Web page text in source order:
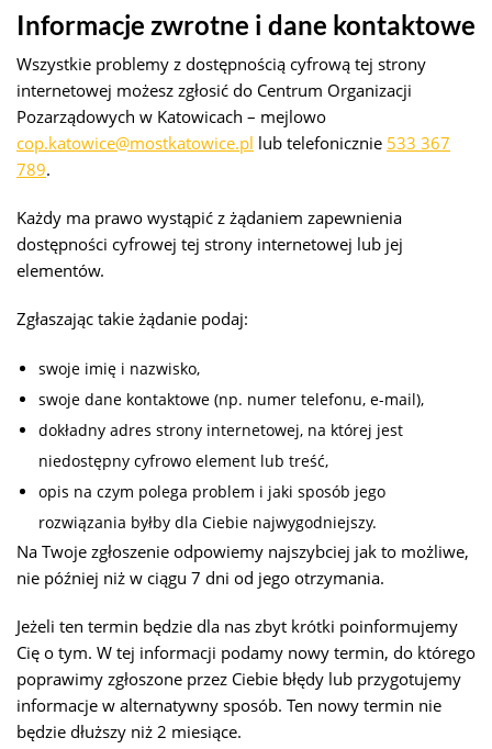
Informacje zwrotne i dane kontaktowe
Wszystkie problemy z dostępnością cyfrową tej strony
internetowej możesz zgłosić do Centrum Organizacji
Pozarządowych w Katowicach – mejlowo
cop.katowice@mostkatowice.pl lub telefonicznie 533 367
789.
Każdy ma prawo wystąpić z żądaniem zapewnienia
dostępności cyfrowej tej strony internetowej lub jej
elementów.
Zgłaszając takie żądanie podaj:
swoje imię i nazwisko,
swoje dane kontaktowe (np. numer telefonu, e-mail),
dokładny adres strony internetowej, na której jest
niedostępny cyfrowo element lub treść,
opis na czym polega problem i jaki sposób jego
rozwiązania byłby dla Ciebie najwygodniejszy.
Na Twoje zgłoszenie odpowiemy najszybciej jak to możliwe,
nie później niż w ciągu 7 dni od jego otrzymania.
Jeżeli ten termin będzie dla nas zbyt krótki poinformujemy
Cię o tym. W tej informacji podamy nowy termin, do którego
poprawimy zgłoszone przez Ciebie błędy lub przygotujemy
informacje w alternatywny sposób. Ten nowy termin nie
będzie dłuższy niż 2 miesiące.